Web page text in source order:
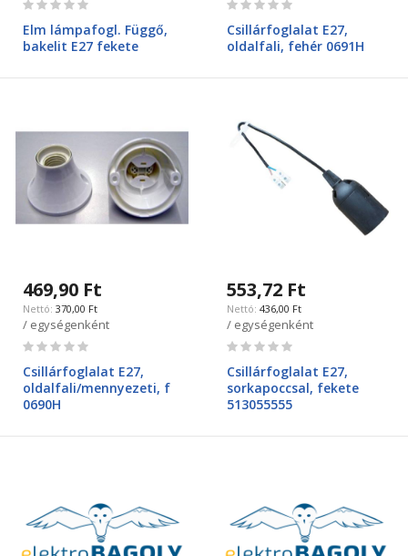
Elm lámpafogl. Függő,
bakelit E27 fekete
Csillárfoglalat E27,
oldalfali, fehér 0691H
469,90 Ft
370,00 Ft
/ egységenként
Rating:
Csillárfoglalat E27,
oldalfali/mennyezeti, f
0690H
553,72 Ft
436,00 Ft
/ egységenként
Rating:
Csillárfoglalat E27,
sorkapoccsal, fekete
513055555